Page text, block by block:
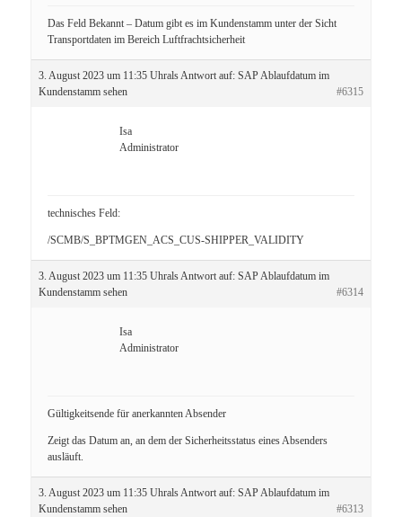
Das Feld Bekannt – Datum gibt es im Kundenstamm unter der Sicht
Transportdaten im Bereich Luftfrachtsicherheit
3. August 2023 um 11:35 Uhrals Antwort auf:SAP Ablaufdatum im
Kundenstamm sehen
#6315
Isa
Administrator
technisches Feld:
/SCMB/S_BPTMGEN_ACS_CUS-SHIPPER_VALIDITY
3. August 2023 um 11:35 Uhrals Antwort auf:SAP Ablaufdatum im
Kundenstamm sehen
#6314
Isa
Administrator
Gültigkeitsende für anerkannten Absender
Zeigt das Datum an, an dem der Sicherheitsstatus eines Absenders
ausläuft.
3. August 2023 um 11:35 Uhrals Antwort auf:SAP Ablaufdatum im
Kundenstamm sehen
#6313